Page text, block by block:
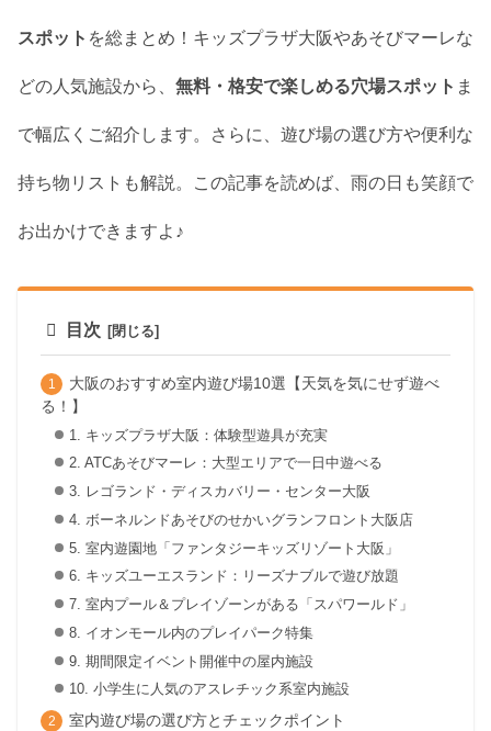
スポット を総まとめ！キッズプラザ大阪やあそびマーレな
どの人気施設から、 無料・格安で楽しめる穴場スポット ま
で幅広くご紹介します。さらに、遊び場の選び方や便利な
持ち物リストも解説。この記事を読めば、雨の日も笑顔で
お出かけできますよ♪
目次
大阪のおすすめ室内遊び場10選【天気を気にせず遊べ
る！】
1. キッズプラザ大阪：体験型遊具が充実
2. ATCあそびマーレ：大型エリアで一日中遊べる
3. レゴランド・ディスカバリー・センター大阪
4. ボーネルンドあそびのせかいグランフロント大阪店
5. 室内遊園地「ファンタジーキッズリゾート大阪」
6. キッズユーエスランド：リーズナブルで遊び放題
7. 室内プール＆プレイゾーンがある「スパワールド」
8. イオンモール内のプレイパーク特集
9. 期間限定イベント開催中の屋内施設
10. 小学生に人気のアスレチック系室内施設
室内遊び場の選び方とチェックポイント